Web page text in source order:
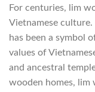
For centuries, lim
Vietnamese
has been a symbol
values of
and ancestral
wooden homes,